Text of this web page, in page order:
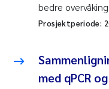
bedre
Prosjektperiode:
med qPCR